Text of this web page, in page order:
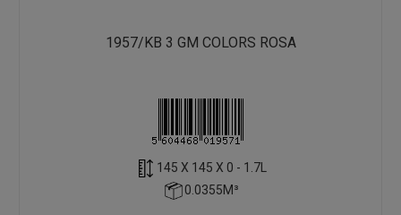
1957/KB 3 GM COLORS ROSA
145 X 145 X 0 - 1.7L
0.0355M³